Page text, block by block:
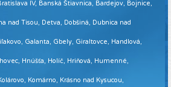
IV, Banská Štiavnica, Bardejov, Bojnice,
nad Tisou, Detva, Dobšiná, Dubnica nad
Galanta, Gbely, Giraltovce, Handlová,
Hnúšťa, Holíč, Hriňová, Humenné,
Komárno, Krásno nad Kysucou,